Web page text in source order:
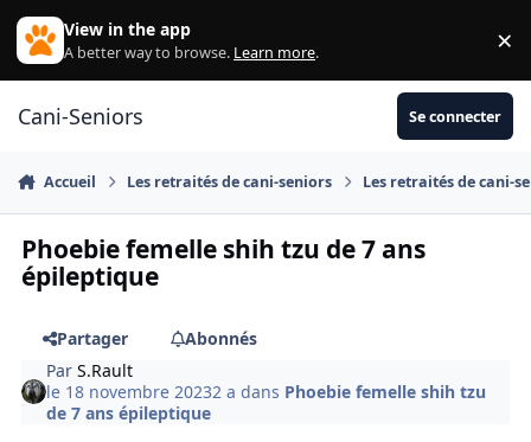
Aller au contenu
View in the app
A better way to browse. Learn more. ×
Cani-Seniors Se connecter
Accueil Les retraités de cani-seniors Les retraités de cani-
Phoebie femelle shih tzu de 7 ans
épileptique
Partager
Abonnés
ParS.Rault
le 18 novembre 20232 a dans Phoebie femelle shih tzu
de 7 ans épileptique